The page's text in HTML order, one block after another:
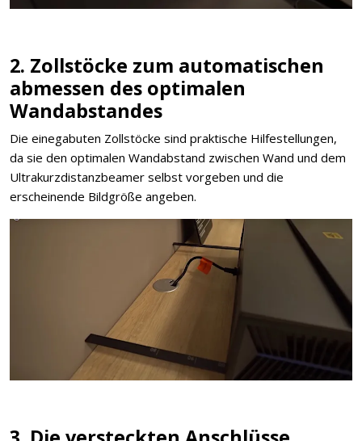
2. Zollstöcke zum automatischen
abmessen des optimalen
Wandabstandes
Die einegabuten Zollstöcke sind praktische Hilfestellungen,
da sie den optimalen Wandabstand zwischen Wand und dem
Ultrakurzdistanzbeamer selbst vorgeben und die
erscheinende Bildgröße angeben.